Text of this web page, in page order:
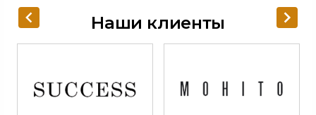
Наши клиенты